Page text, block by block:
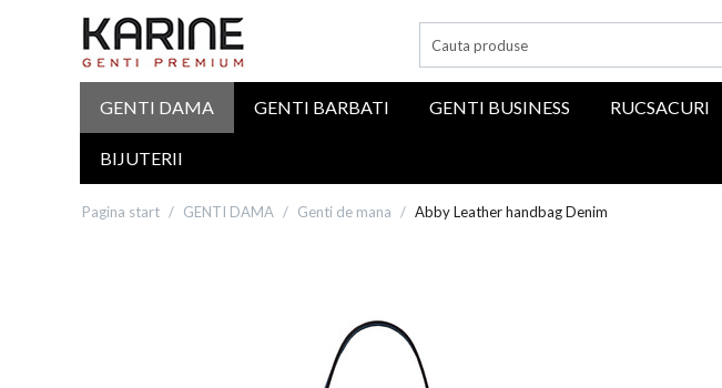
GENTI DAMA GENTI BARBATI GENTI BUSINESS RUCSACURI
BIJUTERII
Pagina start / GENTI DAMA / Genti de mana / Abby Leather handbag Denim